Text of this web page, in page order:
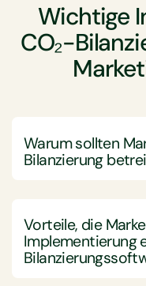
Wichtige
CO₂-
Warum sollten
Bilanzierung
verantwortungsvoll
verbessern und sich
gesetzlichen
Vorteile, die
Implementierung